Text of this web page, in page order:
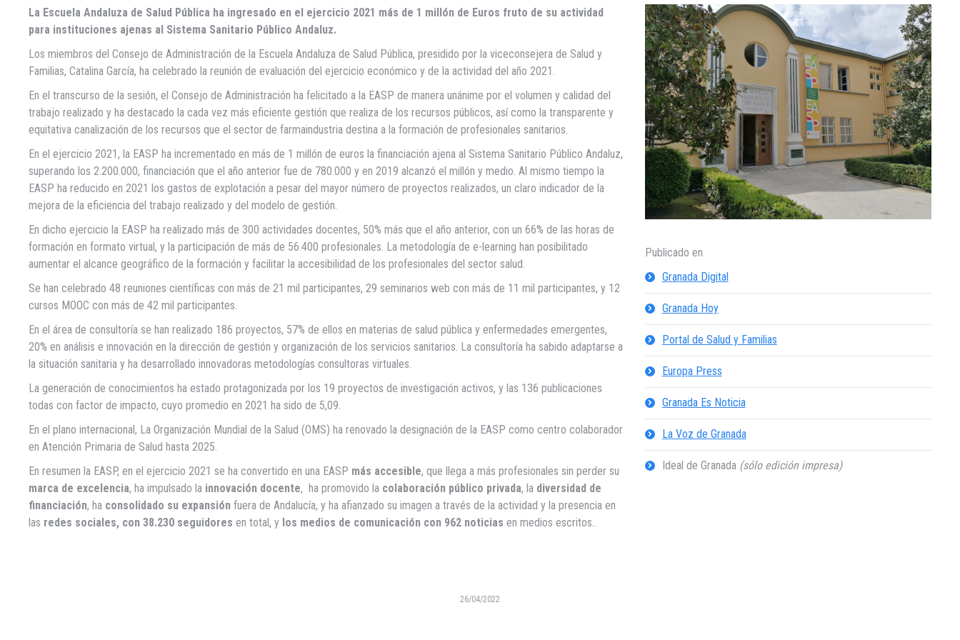
La Escuela Andaluza de Salud Pública ha ingresado en el ejercicio 2021 más de 1 millón de Euros fruto de su actividad
para instituciones ajenas al Sistema Sanitario Público Andaluz.
Los miembros del Consejo de Administración de la Escuela Andaluza de Salud Pública, presidido por la viceconsejera de Salud y
Familias, Catalina García, ha celebrado la reunión de evaluación del ejercicio económico y de la actividad del año 2021.
En el transcurso de la sesión, el Consejo de Administración ha felicitado a la EASP de manera unánime por el volumen y calidad del
trabajo realizado y ha destacado la cada vez más eficiente gestión que realiza de los recursos públicos, así como la transparente y
equitativa canalización de los recursos que el sector de farmaindustria destina a la formación de profesionales sanitarios.
En el ejercicio 2021, la EASP ha incrementado en más de 1 millón de euros la financiación ajena al Sistema Sanitario Público Andaluz,
superando los 2.200.000, financiación que el año anterior fue de 780.000 y en 2019 alcanzó el millón y medio. Al mismo tiempo la
EASP ha reducido en 2021 los gastos de explotación a pesar del mayor número de proyectos realizados, un claro indicador de la
mejora de la eficiencia del trabajo realizado y del modelo de gestión.
En dicho ejercicio la EASP ha realizado más de 300 actividades docentes, 50% más que el año anterior, con un 66% de las horas de
formación en formato virtual, y la participación de más de 56.400 profesionales. La metodología de e-learning han posibilitado
aumentar el alcance geográfico de la formación y facilitar la accesibilidad de los profesionales del sector salud.
Se han celebrado 48 reuniones científicas con más de 21 mil participantes, 29 seminarios web con más de 11 mil participantes, y 12
cursos MOOC con más de 42 mil participantes.
En el área de consultoría se han realizado 186 proyectos, 57% de ellos en materias de salud pública y enfermedades emergentes,
20% en análisis e innovación en la dirección de gestión y organización de los servicios sanitarios. La consultoría ha sabido adaptarse a
la situación sanitaria y ha desarrollado innovadoras metodologías consultoras virtuales.
La generación de conocimientos ha estado protagonizada por los 19 proyectos de investigación activos, y las 136 publicaciones
todas con factor de impacto, cuyo promedio en 2021 ha sido de 5,09.
En el plano internacional, La Organización Mundial de la Salud (OMS) ha renovado la designación de la EASP como centro colaborador
en Atención Primaria de Salud hasta 2025.
En resumen la EASP, en el ejercicio 2021 se ha convertido en una EASP más accesible, que llega a más profesionales sin perder su
marca de excelencia, ha impulsado la innovación docente, ha promovido la colaboración público privada, la diversidad de
financiación, ha consolidado su expansión fuera de Andalucía, y ha afianzado su imagen a través de la actividad y la presencia en
las redes sociales, con 38.230 seguidores en total, y los medios de comunicación con 962 noticias en medios escritos..
Publicado en
Granada Digital
Granada Hoy
Portal de Salud y Familias
Europa Press
Granada Es Noticia
La Voz de Granada
Ideal de Granada (sólo edición impresa)
26/04/2022